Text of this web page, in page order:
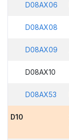
D08AX06
D08AX08
D08AX09
D08AX10
D08AX53
D10